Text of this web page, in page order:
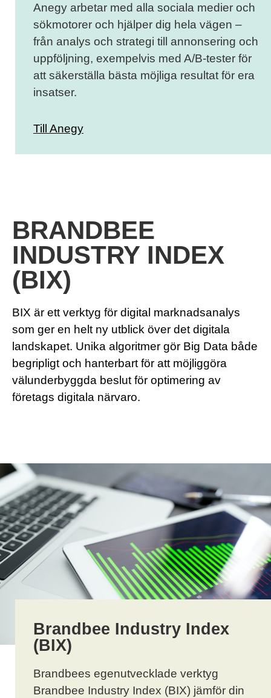
Anegy arbetar med alla sociala medier och
sökmotorer och hjälper dig hela vägen –
från analys och strategi till annonsering och
uppföljning, exempelvis med A/B-tester för
att säkerställa bästa möjliga resultat för era
insatser.
Till Anegy
BRANDBEE
INDUSTRY INDEX
(BIX)
BIX är ett verktyg för digital marknadsanalys
som ger en helt ny utblick över det digitala
landskapet. Unika algoritmer gör Big Data både
begripligt och hanterbart för att möjliggöra
välunderbyggda beslut för optimering av
företags digitala närvaro.
Brandbee Industry Index
(BIX)​
Brandbees egenutvecklade verktyg
Brandbee Industry Index (BIX) jämför din